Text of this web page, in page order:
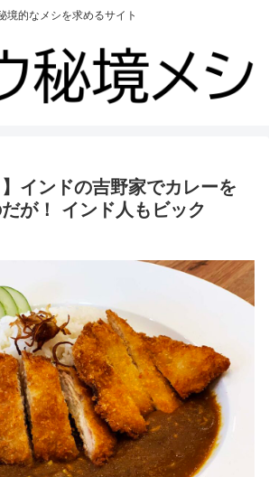
境的なメシを求めるサイト
】インドの吉野家でカレーを
が！ インド人もビック